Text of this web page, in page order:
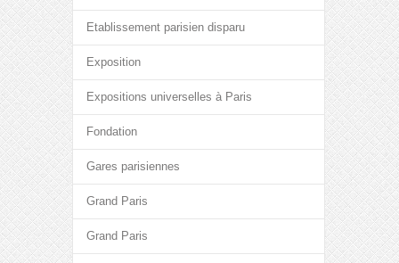
Etablissement parisien disparu
Exposition
Expositions universelles à Paris
Fondation
Gares parisiennes
Grand Paris
Grand Paris